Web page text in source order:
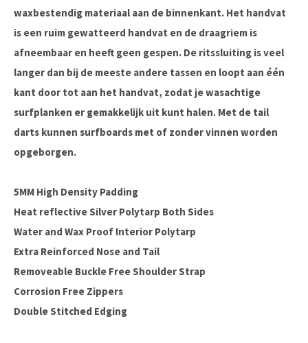
waxbestendig materiaal aan de binnenkant. Het handvat
is een ruim gewatteerd handvat en de draagriem is
afneembaar en heeft geen gespen. De ritssluiting is veel
langer dan bij de meeste andere tassen en loopt aan één
kant door tot aan het handvat, zodat je wasachtige
surfplanken er gemakkelijk uit kunt halen. Met de tail
darts kunnen surfboards met of zonder vinnen worden
opgeborgen.
5MM High Density Padding
Heat reflective Silver Polytarp Both Sides
Water and Wax Proof Interior Polytarp
Extra Reinforced Nose and Tail
Removeable Buckle Free Shoulder Strap
Corrosion Free Zippers
Double Stitched Edging